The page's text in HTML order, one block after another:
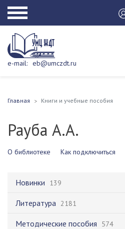
e-mail: eb@umczdt.ru
Главная Книги и учебные пособия
Рауба А.А.
О библиотеке Как подключиться
Новинки 139
Литература 2181
Методические пособия 574